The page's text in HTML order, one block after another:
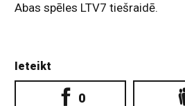
Abas spēles LTV7 tiešraidē.
Ieteikt
0